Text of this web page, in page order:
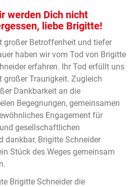
werden Dich nicht
liebe Brigitte!
großer Betroffenheit und tiefer
haben wir vom Tod von Brigitte
erfahren. Ihr Tod erfüllt uns
großer Traurigkeit. Zugleich
Dankbarkeit an die
Begegnungen, gemeinsamen
Engagement für
gesellschaftlichen
dankbar, Brigitte Schneider
Stück des Weges gemeinsam
Brigitte Schneider die